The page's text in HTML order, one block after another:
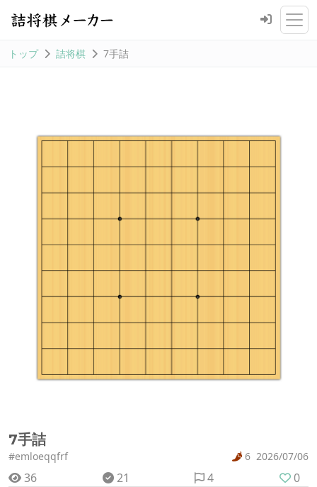
トップ 詰将棋 7手詰
7手詰
#emloeqqfrf 6 2026/07/06
36 21 4 0